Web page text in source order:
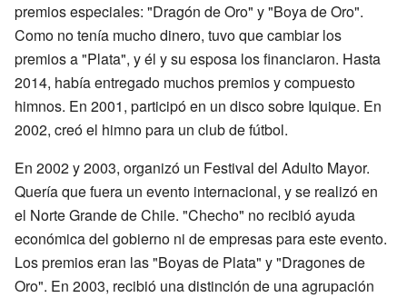
premios especiales: "Dragón de Oro" y "Boya de Oro".
Como no tenía mucho dinero, tuvo que cambiar los
premios a "Plata", y él y su esposa los financiaron. Hasta
2014, había entregado muchos premios y compuesto
himnos. En 2001, participó en un disco sobre Iquique. En
2002, creó el himno para un club de fútbol.
En 2002 y 2003, organizó un Festival del Adulto Mayor.
Quería que fuera un evento internacional, y se realizó en
el Norte Grande de Chile. "Checho" no recibió ayuda
económica del gobierno ni de empresas para este evento.
Los premios eran las "Boyas de Plata" y "Dragones de
Oro". En 2003, recibió una distinción de una agrupación